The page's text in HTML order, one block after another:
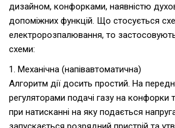
дизайном, конфорками, наявністю
допоміжних функцій. Що стосується
електророзпалювання, то
схеми:
1. Механічна (напівавтоматична)
Алгоритм дії досить простий. На
регуляторами подачі газу на конфорки
при натисканні на яку подається